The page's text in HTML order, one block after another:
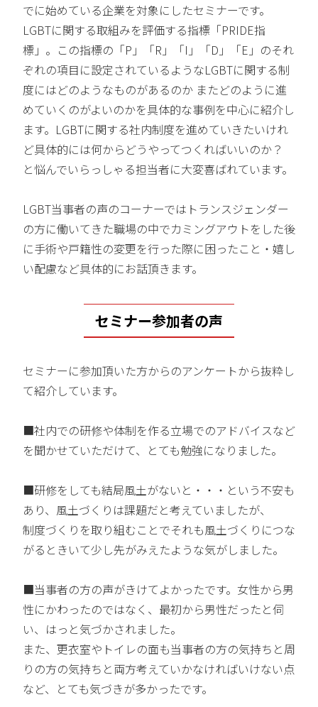
でに始めている企業を対象にしたセミナーです。
LGBTに関する取組みを評価する指標「PRIDE指
標」。この指標の「P」「R」「I」「D」「E」のそれ
ぞれの項目に設定されているようなLGBTに関する制
度にはどのようなものがあるのか またどのように進
めていくのがよいのかを具体的な事例を中心に紹介し
ます。LGBTに関する社内制度を進めていきたいけれ
ど具体的には何からどうやってつくればいいのか？
と悩んでいらっしゃる担当者に大変喜ばれています。
LGBT当事者の声のコーナーではトランスジェンダー
の方に働いてきた職場の中でカミングアウトをした後
に手術や戸籍性の変更を行った際に困ったこと・嬉し
い配慮など具体的にお話頂きます。
セミナー参加者の声
セミナーに参加頂いた方からのアンケートから抜粋し
て紹介しています。
■社内での研修や体制を作る立場でのアドバイスなど
を聞かせていただけて、とても勉強になりました。
■研修をしても結局風土がないと・・・という不安も
あり、風土づくりは課題だと考えていましたが、
制度づくりを取り組むことでそれも風土づくりにつな
がるときいて少し先がみえたような気がしました。
■当事者の方の声がきけてよかったです。女性から男
性にかわったのではなく、最初から男性だったと伺
い、はっと気づかされました。
また、更衣室やトイレの面も当事者の方の気持ちと周
りの方の気持ちと両方考えていかなければいけない点
など、とても気づきが多かったです。